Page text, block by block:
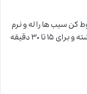
کن سیب ها را له و نرم
و
برای ۱۵ تا ۳۰ دقیقه